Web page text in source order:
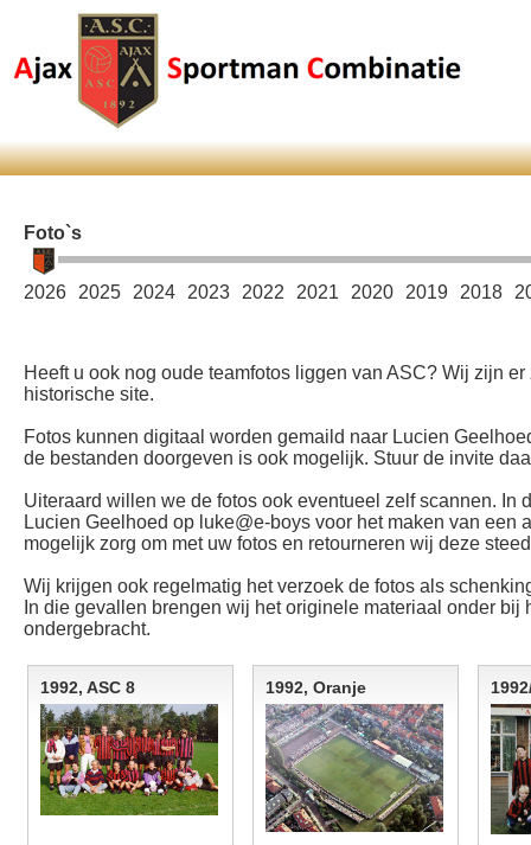
Foto`s
2026 2025 2024 2023 2022 2021 2020 2019 2018
Heeft u ook nog oude teamfotos liggen van ASC? Wij zijn
historische site.
Fotos kunnen digitaal worden gemaild naar Lucien
de bestanden doorgeven is ook mogelijk. Stuur de invite
Uiteraard willen we de fotos ook eventueel zelf scannen.
Lucien Geelhoed op luke@e-boys voor het maken van
mogelijk zorg om met uw fotos en retourneren wij deze
Wij krijgen ook regelmatig het verzoek de fotos als
In die gevallen brengen wij het originele materiaal onder
ondergebracht.
1992, ASC 8 1992, Oranje